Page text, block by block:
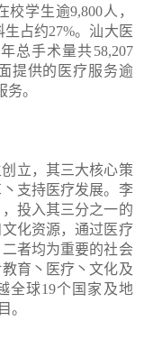
学生逾9,800人，
占约27%。汕大医
总手术量共58,207
提供的医疗服务逾
。
立，其三大核心策
支持医疗发展。李
投入其三分之一的
化资源，通过医疗
者均为重要的社会
育丶医疗丶文化及
全球19个国家及地
。